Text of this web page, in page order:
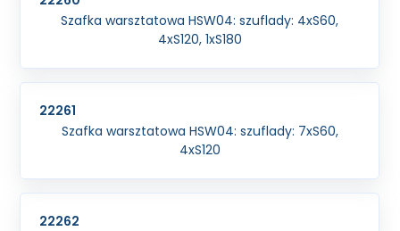
Szafka warsztatowa HSW04: szuflady: 4xS60,
4xS120, 1xS180
22261
Szafka warsztatowa HSW04: szuflady: 7xS60,
4xS120
22262